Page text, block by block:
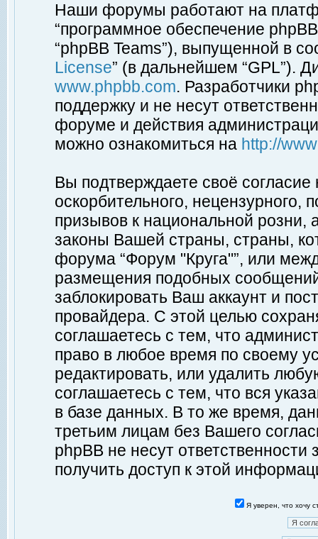
Наши форумы работают на
“программное обеспечение
“phpBB Teams”), выпущенной в
License” (в дальнейшем “GPL”).
www.phpbb.com. Разработчики
поддержку и не несут
форуме и действия
можно ознакомиться на http://
Вы подтверждаете своё
оскорбительного, нецензурного,
призывов к национальной
законы Вашей страны, страны,
форума “Форум "Круга"”, или
размещения подобных
заблокировать Ваш аккаунт и
провайдера. С этой целью
соглашаетесь с тем, что
право в любое время по своему
редактировать, или удалить
соглашаетесь с тем, что вся
в базе данных. В то же время,
третьим лицам без Вашего
phpBB не несут ответственности
получить доступ к этой
Я уверен, что хочу